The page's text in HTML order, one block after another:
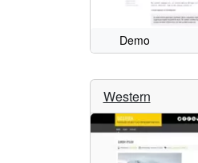
Demo
Western